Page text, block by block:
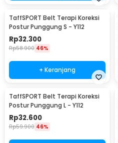
TaffSPORT Belt Terapi Koreksi
Postur Punggung S - Y112
Rp32.300
Rp58.900 46%
+ Keranjang
TaffSPORT Belt Terapi Koreksi
Postur Punggung L - Y112
Rp32.600
Rp59.900 46%